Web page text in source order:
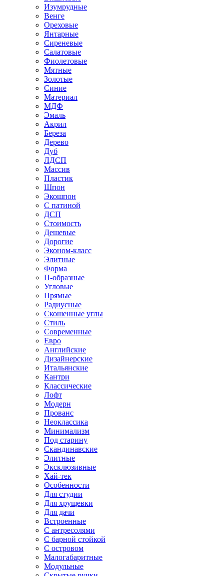
Изумрудные
Венге
Ореховые
Янтарные
Сиреневые
Салатовые
Фиолетовые
Мятные
Золотые
Синие
Материал
МДФ
Эмаль
Акрил
Береза
Дерево
Дуб
ЛДСП
Массив
Пластик
Шпон
Экошпон
С патиной
ДСП
Стоимость
Дешевые
Дорогие
Эконом-класс
Элитные
Форма
П-образные
Угловые
Прямые
Радиусные
Скошенные углы
Стиль
Современные
Евро
Английские
Дизайнерские
Итальянские
Кантри
Классические
Лофт
Модерн
Прованс
Неоклассика
Минимализм
Под старину
Скандинавские
Элитные
Эксклюзивные
Хай-тек
Особенности
Для студии
Для хрущевки
Для дачи
Встроенные
С антресолями
С барной стойкой
С островом
Малогабаритные
Модульные